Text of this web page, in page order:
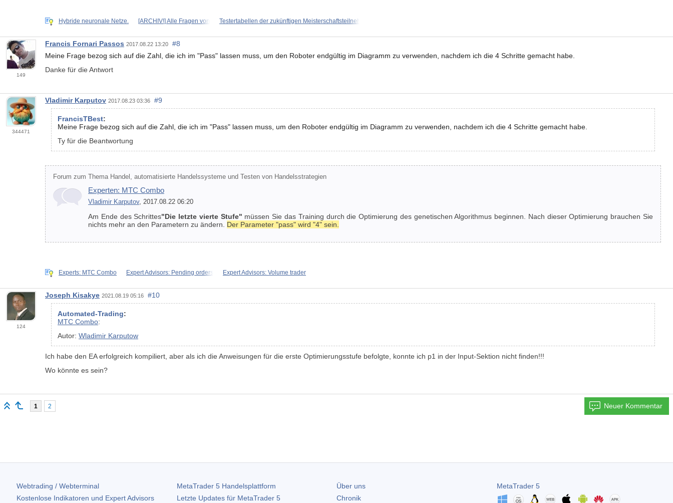
Hybride neuronale Netze. [ARCHIV!] Alle Fragen von Testertabellen der zukünftigen Meisterschaftsteilnehmer
149
Francis Fornari Passos 2017.08.22 13:20
#8
Meine Frage bezog sich auf die Zahl, die ich im "Pass" lassen muss, um den Roboter endgültig im Diagramm zu verwenden, nachdem ich die 4 Schritte gemacht habe.
Danke für die Antwort
344471
Vladimir Karputov 2017.08.23 03:36 #9
FrancisTBest:
Meine Frage bezog sich auf die Zahl, die ich im "Pass" lassen muss, um den Roboter endgültig im Diagramm zu verwenden, nachdem ich die 4 Schritte gemacht habe.
Ty für die Beantwortung
Forum zum Thema Handel, automatisierte Handelssysteme und Testen von Handelsstrategien
Experten: MTC Сombo
Vladimir Karputov, 2017.08.22 06:20
Am Ende des Schrittes"Die letzte vierte Stufe" müssen Sie das Training durch die Optimierung des genetischen Algorithmus beginnen. Nach dieser Optimierung brauchen Sie
nichts mehr an den Parametern zu ändern. Der Parameter "pass" wird "4" sein.
Experts: MTC Сombo Expert Advisors: Pending orders Expert Advisors: Volume trader
124
Joseph Kisakye 2021.08.19 05:16 #10
Automated-Trading:
MTC Сombo:
Autor: Wladimir Karputow
Ich habe den EA erfolgreich kompiliert, aber als ich die Anweisungen für die erste Optimierungsstufe befolgte, konnte ich p1 in der Input-Sektion nicht finden!!!
Wo könnte es sein?
1 2 Neuer Kommentar
Webtrading / Webterminal
Kostenlose Indikatoren und Expert Advisors
MetaTrader 5Handelsplattform
Letzte Updates für MetaTrader 5
Über uns
Chronik
MetaTrader 5